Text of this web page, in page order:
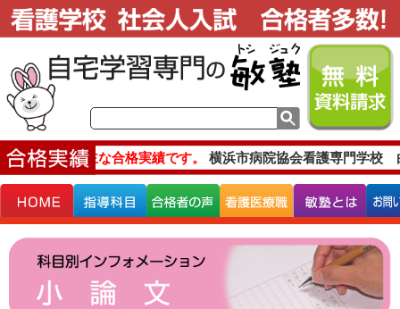
主な合格実績です。 横浜市病院協会看護専門学校